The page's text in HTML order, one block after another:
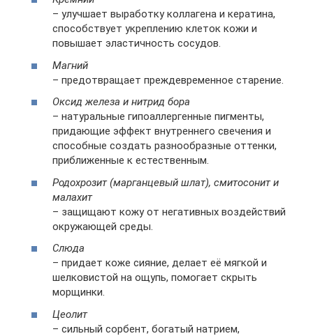
– улучшает выработку коллагена и кератина,
способствует укреплению клеток кожи и
повышает эластичность сосудов.
Магний
– предотвращает преждевременное старение.
Оксид железа и нитрид бора
– натуральные гипоаллергенные пигменты,
придающие эффект внутреннего свечения и
способные создать разнообразные оттенки,
приближенные к естественным.
Родохрозит (марганцевый шлат), смитосонит и
малахит
– защищают кожу от негативных воздействий
окружающей среды.
Слюда
– придает коже сияние, делает её мягкой и
шелковистой на ощупь, помогает скрыть
морщинки.
Цеолит
– сильный сорбент, богатый натрием,